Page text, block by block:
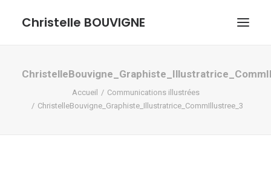
Christelle BOUVIGNE
GRAPHISME ET ILLUSTRATIONS
DESSINS ET PASTELS
Accueil
Communications illustrées
ChristelleBouvigne_Graphiste_Illustratrice_CommIllustree_3